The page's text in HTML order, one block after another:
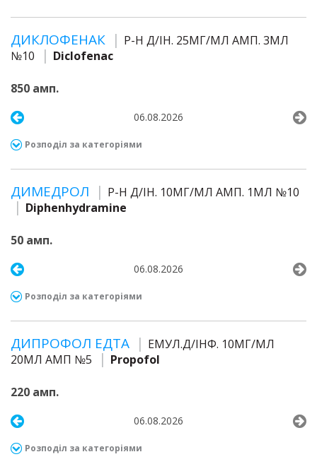
ДИКЛОФЕНАК
Р-Н Д/ІН. 25МГ/МЛ АМП. 3МЛ
№10
Diclofenac
850 амп.
06.08.2026
Розподіл за категоріями
ДИМЕДРОЛ
Р-Н Д/ІН. 10МГ/МЛ АМП. 1МЛ №10
Diphenhydramine
50 амп.
06.08.2026
Розподіл за категоріями
ДИПРОФОЛ ЕДТА
ЕМУЛ.Д/ІНФ. 10МГ/МЛ
20МЛ АМП №5
Propofol
220 амп.
06.08.2026
Розподіл за категоріями